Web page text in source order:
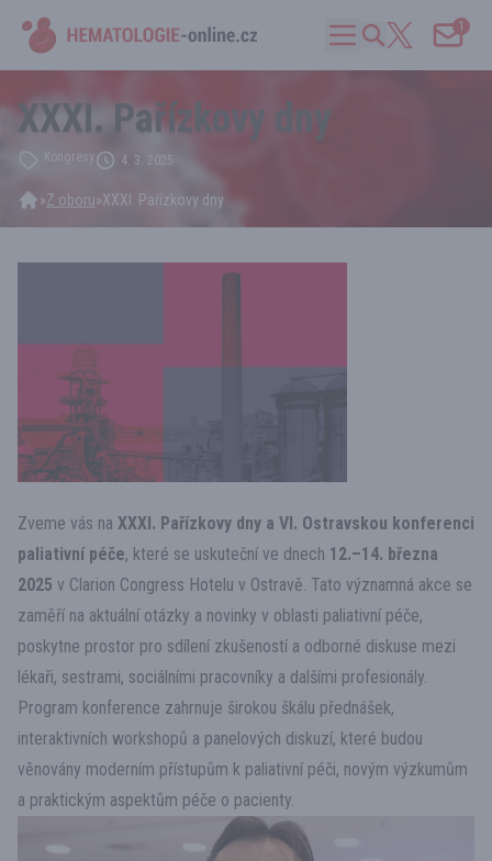
1
XXXI. Pařízkovy dny
Kongresy 4. 3. 2025
»Z oboru»XXXI. Pařízkovy dny
Zveme vás na XXXI. Pařízkovy dny a VI. Ostravskou konferenci
paliativní péče, které se uskuteční ve dnech 12.–14. března
2025 v Clarion Congress Hotelu v Ostravě. Tato významná akce se
zaměří na aktuální otázky a novinky v oblasti paliativní péče,
poskytne prostor pro sdílení zkušeností a odborné diskuse mezi
lékaři, sestrami, sociálními pracovníky a dalšími profesionály.
Program konference zahrnuje širokou škálu přednášek,
interaktivních workshopů a panelových diskuzí, které budou
věnovány moderním přístupům k paliativní péči, novým výzkumům
a praktickým aspektům péče o pacienty.